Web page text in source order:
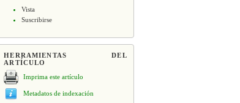
Vista
Suscribirse
HERRAMIENTAS DEL
ARTÍCULO
Imprima este artículo
Metadatos de indexación